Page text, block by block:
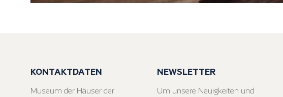
KONTAKTDATEN
Museum der Häuser der
NEWSLETTER
Um unsere Neuigkeiten und